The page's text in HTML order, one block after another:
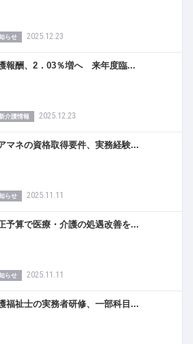
らせ 2025.12.23
報酬、2．03％増へ 来年度臨...
介護情報 2025.12.23
マネの資格取得要件、実務経験...
らせ 2025.11.11
予算で医療・介護の処遇改善を...
らせ 2025.11.11
福祉士の実務者研修、一部科目...